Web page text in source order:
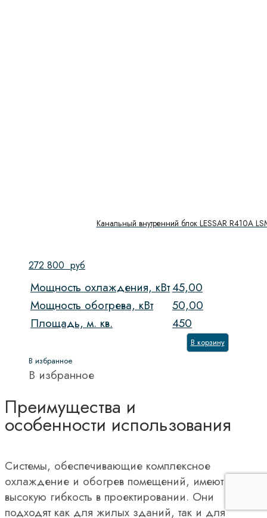
Канальный внутренний блок LESSAR R410A
272 800 руб
Мощность охлаждения, кВт45,00
Мощность обогрева, кВт
50,00
Площадь, м. кв.
450
В корзину
В избранное
В избранное
Преимущества и
особенности использования
Системы, обеспечивающие комплексное
охлаждение и обогрев помещений, имеют
высокую гибкость в проектировании. Они
подходят как для жилых зданий, так и для